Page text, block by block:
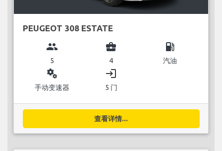
PEUGEOT 308 ESTATE
group
5
business_center
4
local_gas_station
汽油
miscellaneous_services
手动变速器
login
5 门
查看详情...